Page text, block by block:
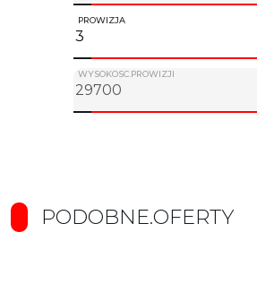
PROWIZJA
WYSOKOSC.PROWIZJI
PODOBNE.OFERTY